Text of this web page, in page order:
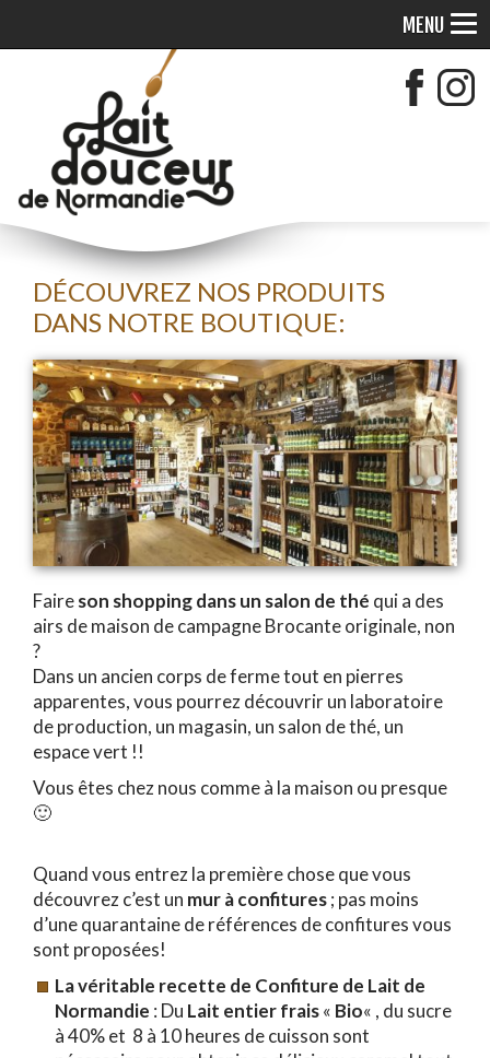
MENU
DÉCOUVREZ NOS PRODUITS
DANS NOTRE BOUTIQUE:
Faireson shopping dans un salon de thé qui a des
airs de maison de campagne Brocante originale, non
?
Dans un ancien corps de ferme tout en pierres
apparentes, vous pourrez découvrir un laboratoire
de production, un magasin, un salon de thé, un
espace vert !!
Vous êtes chez nous comme à la maison ou presque
🙂
Quand vous entrez la première chose que vous
découvrez c’est un mur à confitures; pas moins
d’une quarantaine de références de confitures vous
sont proposées!
La véritable recette de Confiture de Lait de
Normandie : Du Lait entier frais« Bio« , du sucre
à 40% et 8 à 10 heures de cuisson sont